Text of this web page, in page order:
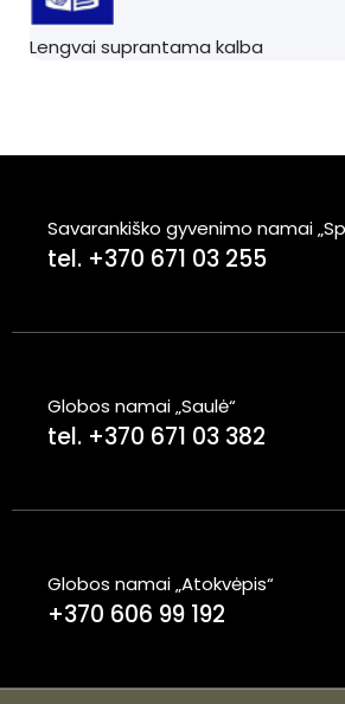
Lengvai suprantama kalba
Savarankiško gyvenimo namai
tel. +370 671 03 255
Globos namai „Saulė“
tel. +370 671 03 382
Globos namai „Atokvėpis“
+370 606 99 192